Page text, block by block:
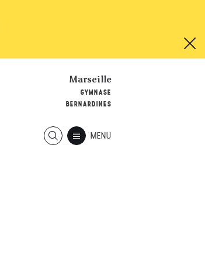
Marseille
GYMNASE
BERNARDINES
MENU